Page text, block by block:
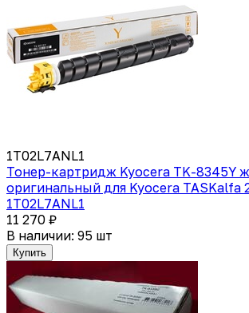
1T02L7ANL1
Тонер-картридж Kyocera TK-8345Y
оригинальный для Kyocera TASKalfa
1T02L7ANL1
11 270 ₽
В наличии: 95 шт
Купить